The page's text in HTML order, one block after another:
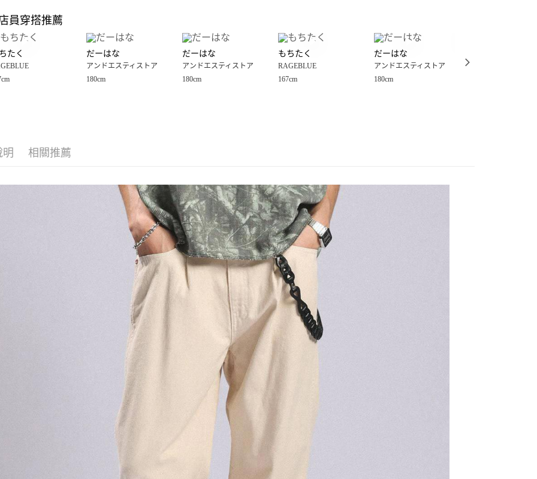
2.付款方式選擇「大哥付你分期」，訂單成立後會自動跳轉到大哥付的交易
流程，驗證手機門號後，選擇欲分期的期數、繳款截止日，確認付款後即
3.實際核准額度、可分期數及費用金額請依後續交易確認頁面所載為準。
4.訂單成立30分鐘內，如未前往確認交易或遇審核未通過，訂單將自動取
1.本服務係由「台灣大哥大股份有限公司」（以下簡稱本公司）所提供，讓
用戶於交易時，得透過本服務購買商品或服務，並由商店將買賣／分期付
款買賣價金債權讓與本公司後，依約使用本公司帳單繳交帳款。
2.基於同意付款使用「大哥付你分期」之契約關係目的，商店將以您的個人
資料（包含姓名、電話或地址）提供予台灣大哥大進項蒐集、處理及利
用，由本公司與您本人進行分期帳單所需資料之確認、核對及更正。
3.完整用戶服務條款，請詳閱以下連結：
相關說明
【關於「AFTEE先享後付」】
AFTEE先享後付是「在收到商品之後才付款」的支付方式。 讓您購物簡單
便利好安心！
１．簡單：不需註冊會員、不需綁卡、不需儲值。
※ 請注意：結帳手續完成當下不需立刻繳費，但若您需要取消訂單，請聯
絡購買商品的店家。未經商家同意取消之訂單仍視為有效，需透過AFTEE
先享後付繳納相關費用。
※ 交易是否成功請以「AFTEE先享後付 」之結帳頁面顯示為準，若有關於
是否繳費成功／繳費後需取消欲退款等相關疑問，請聯繫「AFTEE先享後
付客戶支援中心」https://netprotections.freshdesk.com/support/home
【注意事項】
１．透過由恩沛科技股份有限公司提供之「AFTEE先享後付」服務完成之
交易，需依本服務之必要範圍內提供個人資料，並將交易相關給付款項請
求債權轉讓予恩沛科技股份有限公司。
２．關於個人資料處理事宜，請瀏覽以下網址：
３．未成年的使用者請事先徵得法定代理人或監護人之同意方可使用
「AFTEE先享後付」，若未經同意申辦者引起之損失，本公司不負相關責
任。
４．使用「AFTEE先享後付」時，將依據個別帳號之用戶狀況，依本公司
即時審查核予不同之上限額度；若仍有額度不足之情形，本公司將視審查
結果請求用戶進行身份認證。
５．嚴禁一人註冊多個帳號或使用他人資訊註冊。若發現惡意使用之情
形，恩沛科技股份有限公司將有權停止該用戶之使用額度並採取法律行
動。
運送方式
每筆NT$80，滿NT$1,500(含以上)免運費
付款後 7-11取貨
每筆NT$80，滿NT$1,500(含以上)免運費
宅配
每筆NT$80，滿NT$1,500(含以上)免運費
RAGEBLUE 🎯 五折以下↘超值專區 🈹
RAGEBLUE 男裝 褲
長褲
員穿搭推薦
たく だーはな
アンドエスティストア
180cm
だーはな
アンドエスティストア
180cm
もちたく
RAGEBLUE
167cm
だーはな
アンドエスティストア
180cm
明 相關推薦